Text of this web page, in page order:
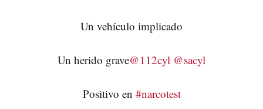
Un vehículo implicado
Un herido grave@112cyl @sacyl
Positivo en #narcotest